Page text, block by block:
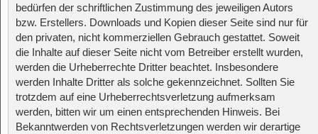
bedürfen der schriftlichen Zustimmung des jeweiligen Autors
bzw. Erstellers. Downloads und Kopien dieser Seite sind nur für
den privaten, nicht kommerziellen Gebrauch gestattet. Soweit
die Inhalte auf dieser Seite nicht vom Betreiber erstellt wurden,
werden die Urheberrechte Dritter beachtet. Insbesondere
werden Inhalte Dritter als solche gekennzeichnet. Sollten Sie
trotzdem auf eine Urheberrechtsverletzung aufmerksam
werden, bitten wir um einen entsprechenden Hinweis. Bei
Bekanntwerden von Rechtsverletzungen werden wir derartige